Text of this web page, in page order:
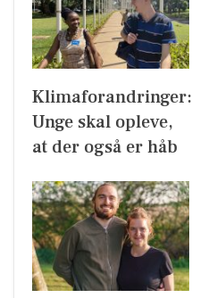
Klimaforandringer:
Unge skal opleve,
at der også er håb